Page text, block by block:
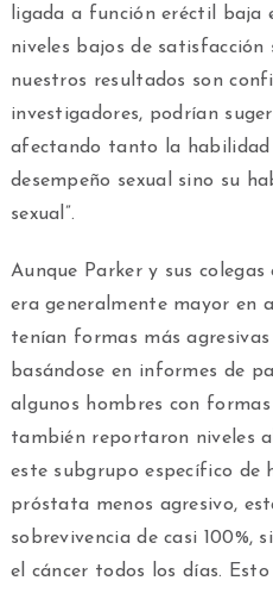
ligada a función eréctil baja
niveles bajos de satisfacción
nuestros resultados son
investigadores, podrían
afectando tanto la habilidad
desempeño sexual sino su
sexual”.
Aunque Parker y sus
era generalmente mayor en
tenían formas más
basándose en informes de
algunos hombres con
también reportaron niveles
este subgrupo específico de
próstata menos agresivo,
sobrevivencia de casi 100%,
el cáncer todos los días.